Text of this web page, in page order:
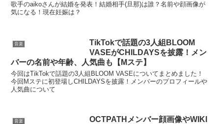
歌手のaikoさんが結婚を発表！結婚相手(旦那)は誰？名前や顔画像が
気になる！現在妊娠は？
音楽
TikTokで話題の3人組BLOOM
VASEがCHILDAYSを披露！メン
バーの名前や年齢、人気曲も【Mステ】
今回はTikTokで話題の3人組BLOOM VASEについてまとめました！
今回Mステに初登場しCHILDAYSを披露！メンバーのプロフィールや
人気曲について
音楽
OCTPATHメンバー顔画像やWIKI